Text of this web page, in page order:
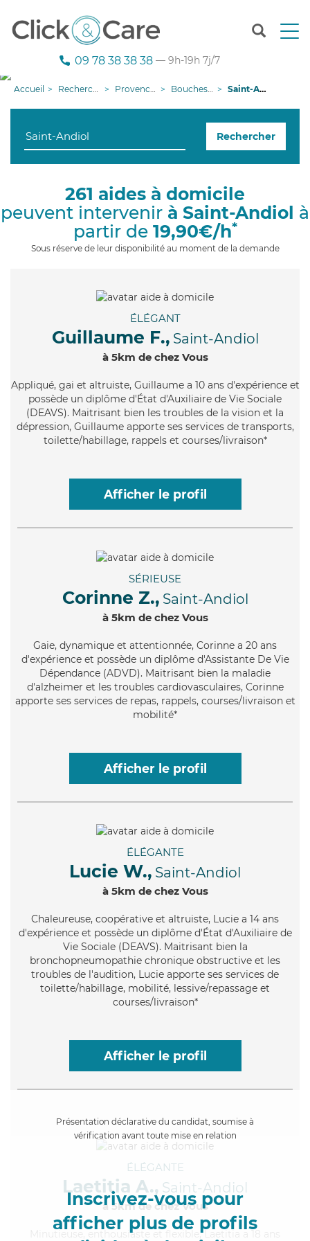
T
n
g
i
09 78 38 38 38 — 9h-19h 7j/7
Accueil Recherche aide à domicile Provence-Alpes-Côte d'Azur Bouches-du-Rhône Saint-Andiol
Rechercher
261 aides à domicile
peuvent intervenir à Saint-Andiol à
partir de 19,90€/h*
Sous réserve de leur disponibilité au moment de la demande
ÉLÉGANT
Guillaume F., Saint-Andiol
à 5km de chez Vous
Appliqué, gai et altruiste, Guillaume a 10 ans d'expérience et
possède un diplôme d'État d'Auxiliaire de Vie Sociale
(DEAVS). Maitrisant bien les troubles de la vision et la
dépression, Guillaume apporte ses services de transports,
toilette/habillage, rappels et courses/livraison*
Afficher le profil
SÉRIEUSE
Corinne Z., Saint-Andiol
à 5km de chez Vous
Gaie, dynamique et attentionnée, Corinne a 20 ans
d'expérience et possède un diplôme d'Assistante De Vie
Dépendance (ADVD). Maitrisant bien la maladie
d'alzheimer et les troubles cardiovasculaires, Corinne
apporte ses services de repas, rappels, courses/livraison et
mobilité*
Afficher le profil
ÉLÉGANTE
Lucie W., Saint-Andiol
à 5km de chez Vous
Chaleureuse, coopérative et altruiste, Lucie a 14 ans
d'expérience et possède un diplôme d'État d'Auxiliaire de
Vie Sociale (DEAVS). Maitrisant bien la
bronchopneumopathie chronique obstructive et les
troubles de l'audition, Lucie apporte ses services de
toilette/habillage, mobilité, lessive/repassage et
courses/livraison*
Afficher le profil
Présentation déclarative du candidat, soumise à
vérification avant toute mise en relation
Inscrivez-vous pour
afficher plus de profils
ÉLÉGANTE
Laetitia A., Saint-Andiol
à 5km de chez Vous
, enthousiaste et flexible, Laetitia a 18 ans